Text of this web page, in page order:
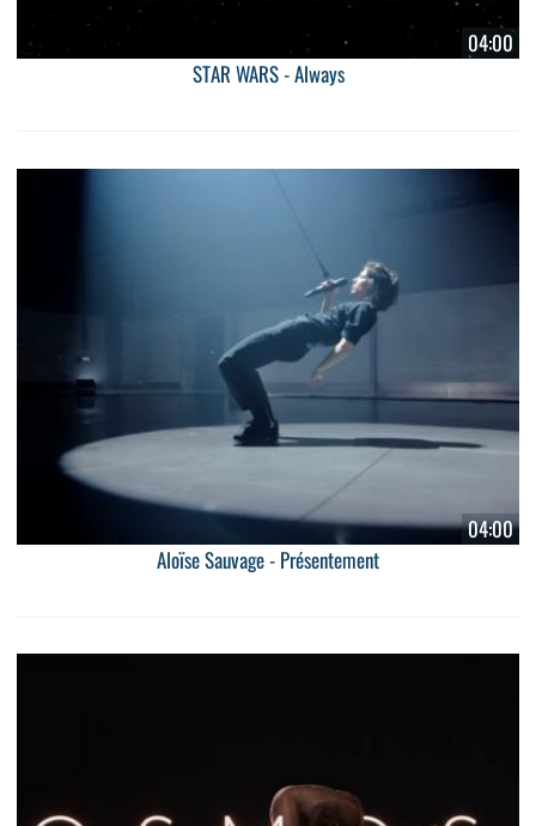
04:00
STAR WARS - Always
04:00
Aloïse Sauvage - Présentement